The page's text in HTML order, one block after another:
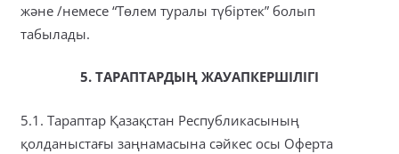
және /немесе “Төлем туралы түбіртек” болып
табылады.
5. ТАРАПТАРДЫҢ ЖАУАПКЕРШІЛІГІ
5.1. Тараптар Қазақстан Республикасының
қолданыстағы заңнамасына сәйкес осы Оферта